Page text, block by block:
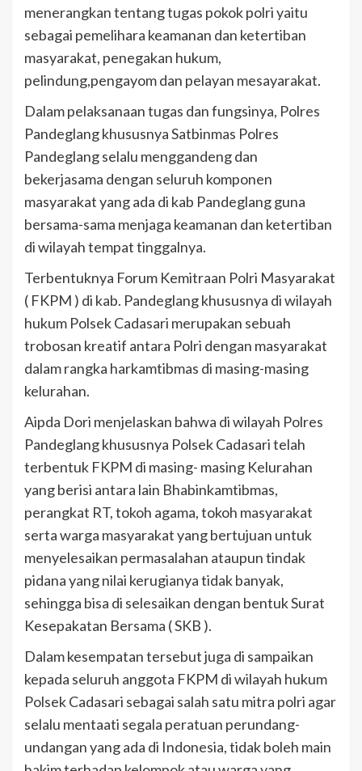
menerangkan tentang tugas pokok polri yaitu
sebagai pemelihara keamanan dan ketertiban
masyarakat, penegakan hukum,
pelindung,pengayom dan pelayan mesayarakat.
Dalam pelaksanaan tugas dan fungsinya, Polres
Pandeglang khususnya Satbinmas Polres
Pandeglang selalu menggandeng dan
bekerjasama dengan seluruh komponen
masyarakat yang ada di kab Pandeglang guna
bersama-sama menjaga keamanan dan ketertiban
di wilayah tempat tinggalnya.
Terbentuknya Forum Kemitraan Polri Masyarakat
( FKPM ) di kab. Pandeglang khususnya di wilayah
hukum Polsek Cadasari merupakan sebuah
trobosan kreatif antara Polri dengan masyarakat
dalam rangka harkamtibmas di masing-masing
kelurahan.
Aipda Dori menjelaskan bahwa di wilayah Polres
Pandeglang khususnya Polsek Cadasari telah
terbentuk FKPM di masing- masing Kelurahan
yang berisi antara lain Bhabinkamtibmas,
perangkat RT, tokoh agama, tokoh masyarakat
serta warga masyarakat yang bertujuan untuk
menyelesaikan permasalahan ataupun tindak
pidana yang nilai kerugianya tidak banyak,
sehingga bisa di selesaikan dengan bentuk Surat
Kesepakatan Bersama ( SKB ).
Dalam kesempatan tersebut juga di sampaikan
kepada seluruh anggota FKPM di wilayah hukum
Polsek Cadasari sebagai salah satu mitra polri agar
selalu mentaati segala peratuan perundang-
undangan yang ada di Indonesia, tidak boleh main